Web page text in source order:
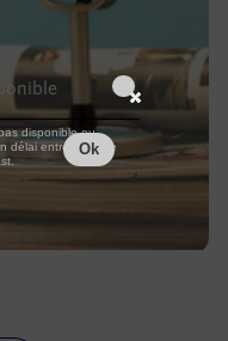
disponible ou
délai entre la fin de
Ok